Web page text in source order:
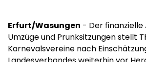
Erfurt/Wasungen - Der finanzielle
Umzüge und Prunksitzungen stellt
Karnevalsvereine nach